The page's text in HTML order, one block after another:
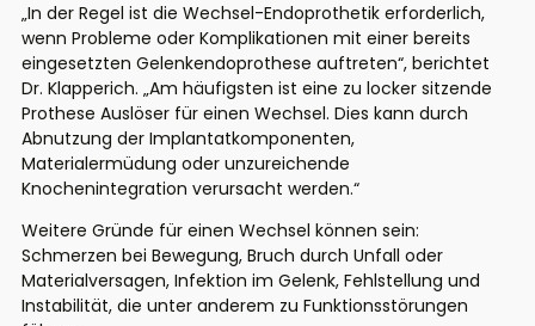
„In der Regel ist die Wechsel-Endoprothetik erforderlich,
wenn Probleme oder Komplikationen mit einer bereits
eingesetzten Gelenkendoprothese auftreten“, berichtet
Dr. Klapperich. „Am häufigsten ist eine zu locker sitzende
Prothese Auslöser für einen Wechsel. Dies kann durch
Abnutzung der Implantatkomponenten,
Materialermüdung oder unzureichende
Knochenintegration verursacht werden.“
Weitere Gründe für einen Wechsel können sein:
Schmerzen bei Bewegung, Bruch durch Unfall oder
Materialversagen, Infektion im Gelenk, Fehlstellung und
Instabilität, die unter anderem zu Funktionsstörungen